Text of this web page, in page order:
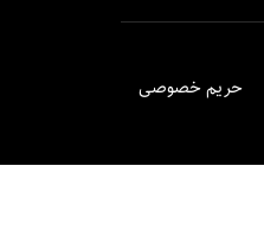
حریم خصوصی